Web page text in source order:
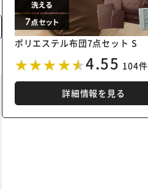
ポリエステル布団7点セット S
4.55 104件
詳細情報を見る